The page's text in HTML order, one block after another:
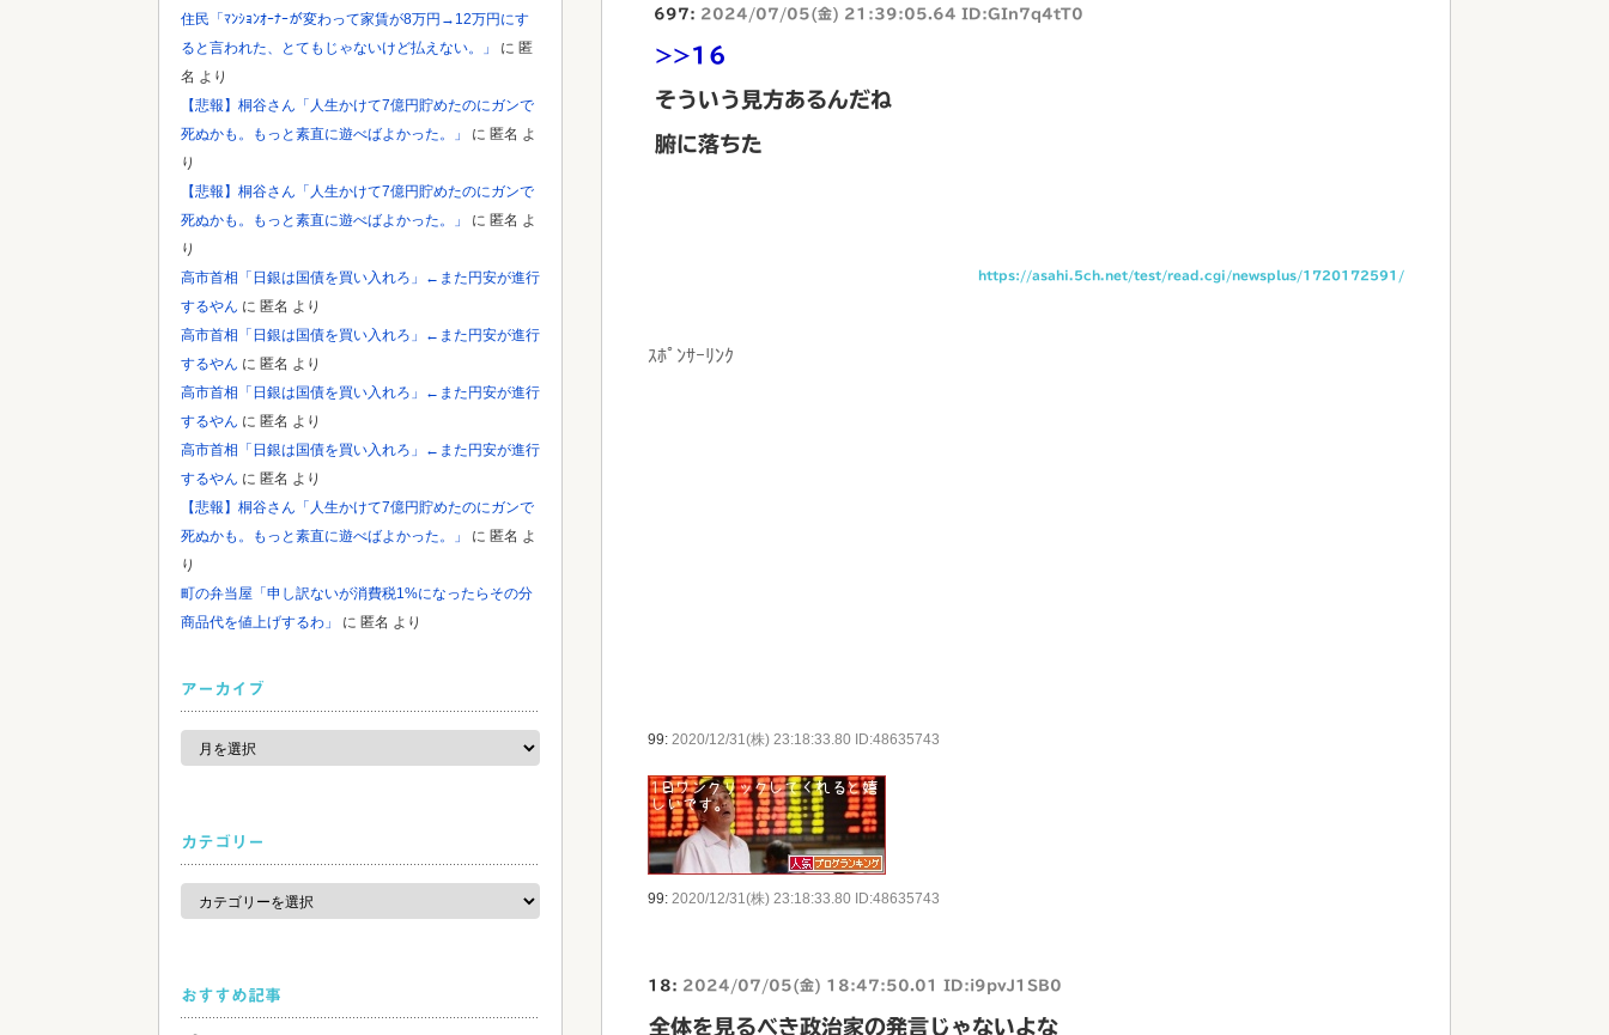
697: 2024/07/05(金) 21:39:05.64 ID:GIn7q4tT0
>>16
そういう見方あるんだね
腑に落ちた
https://asahi.5ch.net/test/read.cgi/newsplus/1720172591/
ｽﾎﾟﾝｻｰﾘﾝｸ
99: 2020/12/31(株) 23:18:33.80 ID:48635743
99: 2020/12/31(株) 23:18:33.80 ID:48635743
18: 2024/07/05(金) 18:47:50.01 ID:i9pvJ1SB0
全体を見るべき政治家の発言じゃないよな
住民「ﾏﾝｼｮﾝｵｰﾅｰが変わって家賃が8万円→12万円にす
ると言われた、とてもじゃないけど払えない。」
に 匿
名 より
【悲報】桐谷さん「人生かけて7億円貯めたのにガンで
死ぬかも。もっと素直に遊べばよかった。」
に 匿名 よ
り
【悲報】桐谷さん「人生かけて7億円貯めたのにガンで
死ぬかも。もっと素直に遊べばよかった。」
に 匿名 よ
り
高市首相「日銀は国債を買い入れろ」←また円安が進行
するやん に 匿名 より
高市首相「日銀は国債を買い入れろ」←また円安が進行
するやん に 匿名 より
高市首相「日銀は国債を買い入れろ」←また円安が進行
するやん に 匿名 より
高市首相「日銀は国債を買い入れろ」←また円安が進行
するやん に 匿名 より
【悲報】桐谷さん「人生かけて7億円貯めたのにガンで
死ぬかも。もっと素直に遊べばよかった。」
に 匿名 よ
り
町の弁当屋「申し訳ないが消費税1%になったらその分
商品代を値上げするわ」
に 匿名 より
アーカイブ
ア
カ
カテゴリー
カ
ゴ
おすすめ記事